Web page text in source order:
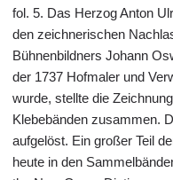
fol. 5. Das Herzog Anton
den zeichnerischen
Bühnenbildners Johann
der 1737 Hofmaler und
wurde, stellte die
Klebebänden zusammen.
aufgelöst. Ein großer Teil
heute in den